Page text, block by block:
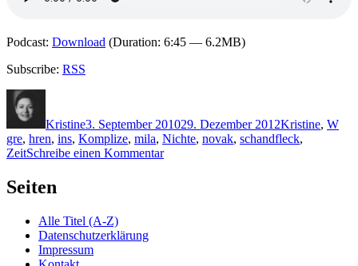
Podcast: Download (Duration: 6:45 — 6.2MB)
Subscribe: RSS
Kristine3. September 201029. Dezember 2012Kristine, W
gre, hren, ins, Komplize, mila, Nichte, novak, schandfleck,
ZeitSchreibe einen Kommentarzu
Seiten
Alle Titel (A-Z)
Datenschutzerklärung
Impressum